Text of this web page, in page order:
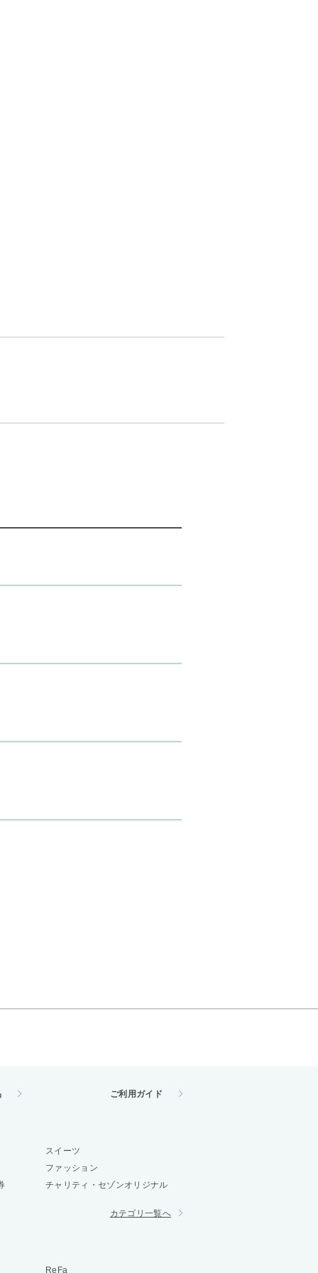
ご利用ガイド
スイーツ
ファッション
チャリティ・セゾンオリジナル
カテゴリ一覧へ
ReFa